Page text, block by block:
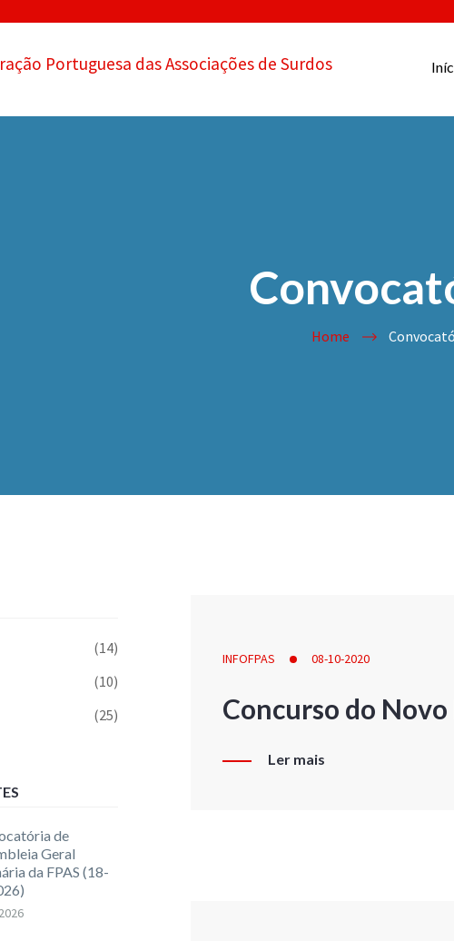
Portuguesa das Associações de Surdos
Home
INFOFPAS 08-10-2020
Concurso do
Ler mais
(14)
(10)
(25)
de
Geral
da FPAS (18-